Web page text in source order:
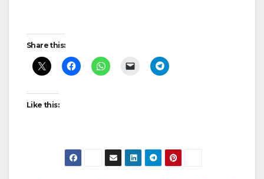
Post
navigation
Share this:
Like this: